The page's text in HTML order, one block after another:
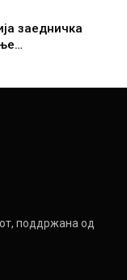
заедничка
поддржана од